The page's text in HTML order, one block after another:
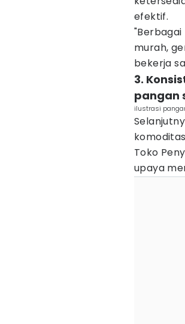
efektif.
murah,
bekerja
3.
pangan
ilustrasi
Toko
upaya